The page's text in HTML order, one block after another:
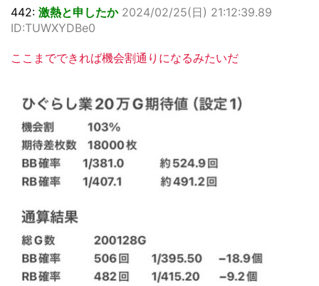
442: 激熱と申したか 2024/02/25(日) 21:12:39.89
ID:TUWXYDBe0
ここまでできれば機会割通りになるみたいだ